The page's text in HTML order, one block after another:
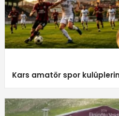
Kars amatör spor